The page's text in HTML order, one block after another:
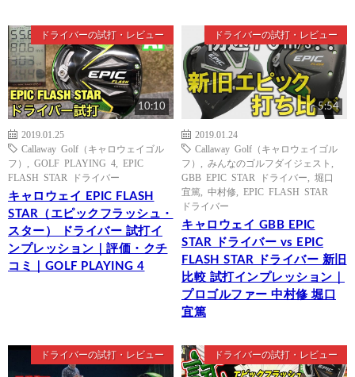
ドライバーの試打・レビュー
10:10
2019.01.25
Callaway Golf（キャロウェイゴル
フ）
GOLF PLAYING 4
EPIC
FLASH STAR ドライバー
キャロウェイ EPIC FLASH
STAR（エピックフラッシュ・
スター） ドライバー 試打イ
ンプレッション｜評価・クチ
コミ｜GOLF PLAYING 4
ドライバーの試打・レビュー
5:54
2019.01.24
Callaway Golf（キャロウェイゴル
フ）
みんなのゴルフダイジェスト
GBB EPIC STAR ドライバー
堀口
宜篤
中村修
EPIC FLASH STAR
ドライバー
キャロウェイ GBB EPIC
STAR ドライバー vs EPIC
FLASH STAR ドライバー 新旧
比較 試打インプレッション｜
プロゴルファー 中村修 堀口
宜篤
ドライバーの試打・レビュー ドライバーの試打・レビュー